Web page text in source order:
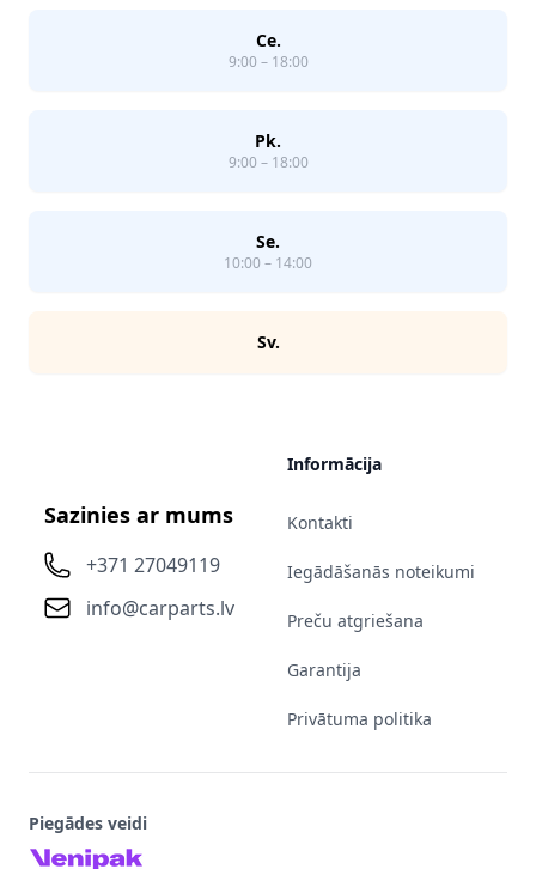
Ce.
9:00 – 18:00
Pk.
9:00 – 18:00
Se.
10:00 – 14:00
Sv.
Sazinies ar mums
+371 27049119
info@carparts.lv
Informācija
Kontakti
Iegādāšanās noteikumi
Preču atgriešana
Garantija
Privātuma politika
Piegādes veidi